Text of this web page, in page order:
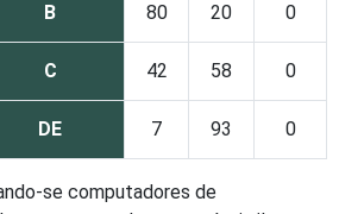
B 80 20 0
C 42 58 0
DE 7 93 0
se computadores de